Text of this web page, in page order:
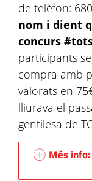
de telèfon:
nom i dient
concurs
participants
compra amb
valorats en
lliurava el
gentilesa de
Més info: